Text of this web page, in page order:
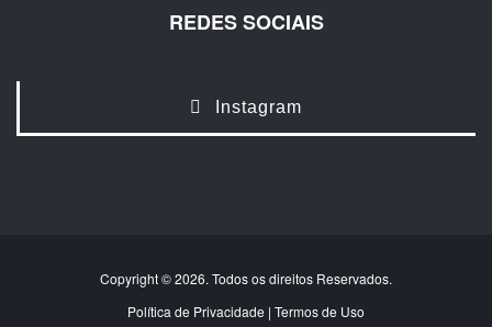
REDES SOCIAIS
Instagram
Copyright © 2026. Todos os direitos Reservados.
Política de Privacidade | Termos de Uso